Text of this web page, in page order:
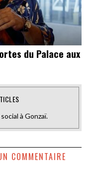
du Palace aux
à Gonzaï.
COMMENTAIRE